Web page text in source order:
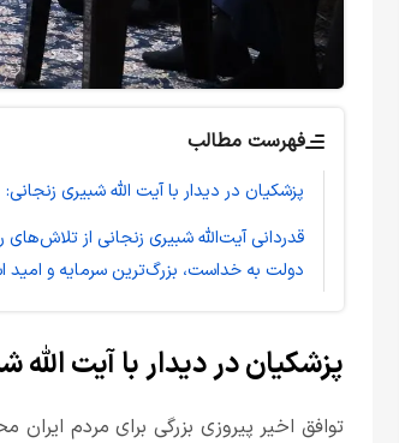
فهرست مطالب
پزشکیان در دیدار با آیت الله شبیری زنجانی:
قدردانی آیت‌الله شبیری زنجانی از
دولت به خداست، بزرگ‌ترین سرمایه و امید
پزشکیان در دیدار با آیت الله
توافق اخیر پیروزی بزرگی برای مردم